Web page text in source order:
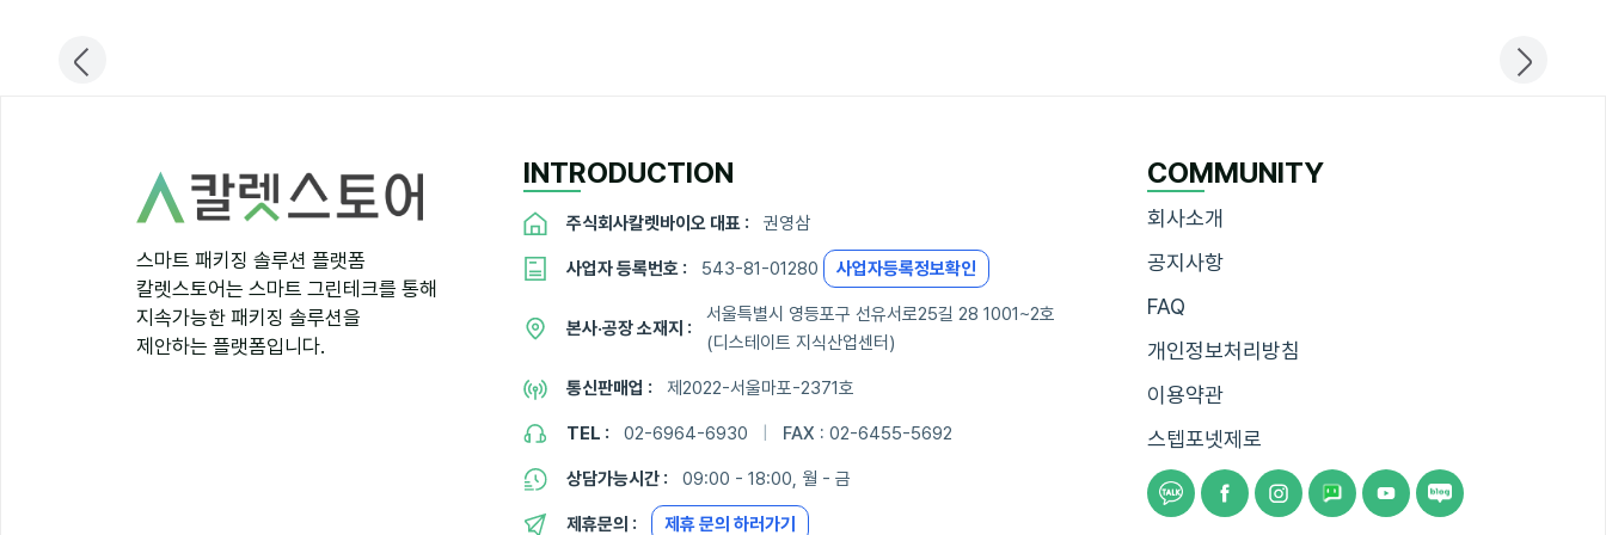
스마트 패키징 솔루션 플랫폼
칼렛스토어는 스마트 그린테크를 통해
지속가능한 패키징 솔루션을
제안하는 플랫폼입니다.
INTRODUCTION
주식회사칼렛바이오 대표 : 권영삼
사업자 등록번호 : 543-81-01280 사업자등록정보확인
본사·공장 소재지 :
서울특별시 영등포구 선유서로25길 28 1001~2호
(디스테이트 지식산업센터)
통신판매업 : 제2022-서울마포-2371호
TEL : 02-6964-6930 FAX : 02-6455-5692
상담가능시간 : 09:00 - 18:00, 월 - 금
제휴문의 : 제휴 문의 하러가기
COMMUNITY
회사소개
공지사항
FAQ
개인정보처리방침
이용약관
스텝포넷제로